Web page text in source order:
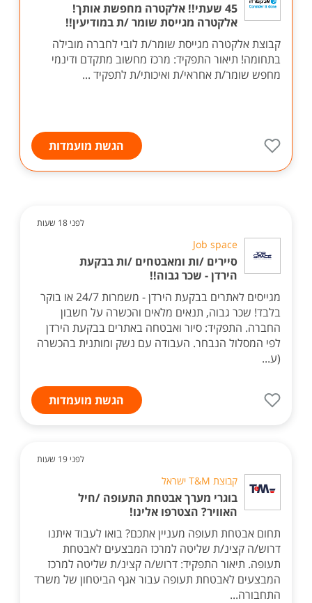
45 שעתי!! אלקטרה מחפשת אותך!
אלקטרה מגייסת שומר /ת במודיעין!!
קבוצת אלקטרה מגייסת שומר/ת לובי לחברה מובילה
בתחומה! תיאור התפקיד: מרכז מחשוב מתקדם ודינמי
מחפש שומר/ת אחראי/ת ואיכותי/ת לתפקיד ...
הגשת מועמדות
לפני 18 שעות
Job space
סיירים /ות ומאבטחים /ות בבקעת
הירדן - שכר גבוה!!
מגייסים לאתרים בבקעת הירדן - משמרות 24/7 או בוקר
בלבד! שכר גבוה, תנאים מלאים והכשרה על חשבון
החברה. התפקיד: סיור ואבטחה באתרים בבקעת הירדן
לפי המסלול הנבחר. העבודה עם נשק ומותנית בהכשרה
(ע...
הגשת מועמדות
לפני 19 שעות
קבוצת T&M ישראל
בוגרי מערך אבטחת התעופה /חיל
האוויר? הצטרפו אלינו!
תחום אבטחת תעופה מעניין אתכם? בואו לעבוד איתנו
דרוש/ה קצינ/ת שליטה למרכז המבצעים לאבטחת
תעופה. תיאור התפקיד: דרוש/ה קצינ/ת שליטה למרכז
המבצעים לאבטחת תעופה עבור אגף הביטחון של משרד
התחבורה...